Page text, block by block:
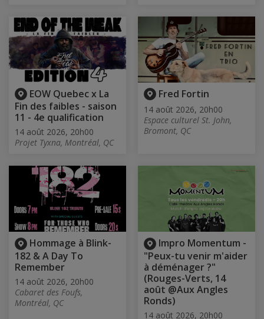
EOW Quebec x La
Fin des faibles - saison
11 - 4e qualification
14 août 2026, 20h00
Projet Tyxna, Montréal, QC
Fred Fortin
14 août 2026, 20h00
Espace culturel St. John,
Bromont, QC
Hommage à Blink-
182 & A Day To
Remember
14 août 2026, 20h00
Cabaret des Foufs,
Montréal, QC
Impro Momentum -
"Peux-tu venir m'aider
à déménager ?"
(Rouges-Verts, 14
août @Aux Angles
Ronds)
14 août 2026, 20h00